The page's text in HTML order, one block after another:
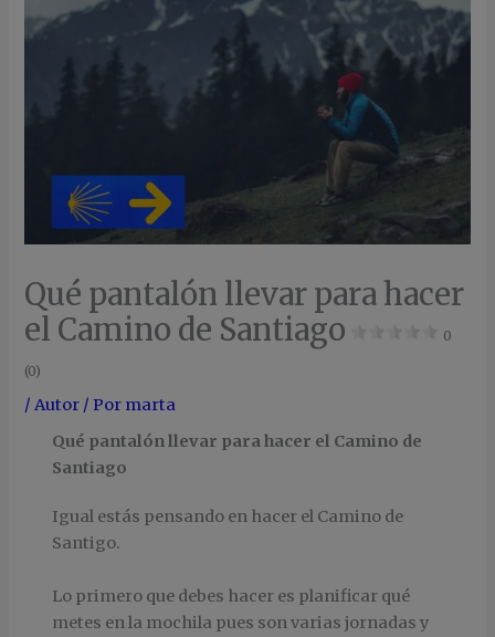
Qué pantalón llevar para hacer
el Camino de Santiago
0
(0)
/Autor / Por marta
Qué pantalón llevar para hacer el Camino de
Santiago
Igual estás pensando en hacer el Camino de
Santigo.
Lo primero que debes hacer es planificar qué
metes en la mochila pues son varias jornadas y